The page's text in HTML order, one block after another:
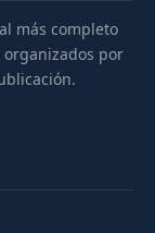
más completo
por